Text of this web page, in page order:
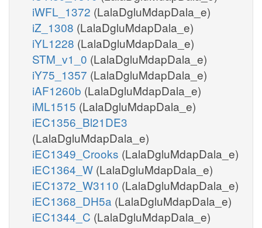
iWFL_1372 (LalaDgluMdapDala_e)
iZ_1308 (LalaDgluMdapDala_e)
iYL1228 (LalaDgluMdapDala_e)
STM_v1_0 (LalaDgluMdapDala_e)
iY75_1357 (LalaDgluMdapDala_e)
iAF1260b (LalaDgluMdapDala_e)
iML1515 (LalaDgluMdapDala_e)
iEC1356_Bl21DE3
(LalaDgluMdapDala_e)
iEC1349_Crooks (LalaDgluMdapDala_e)
iEC1364_W (LalaDgluMdapDala_e)
iEC1372_W3110 (LalaDgluMdapDala_e)
iEC1368_DH5a (LalaDgluMdapDala_e)
iEC1344_C (LalaDgluMdapDala_e)